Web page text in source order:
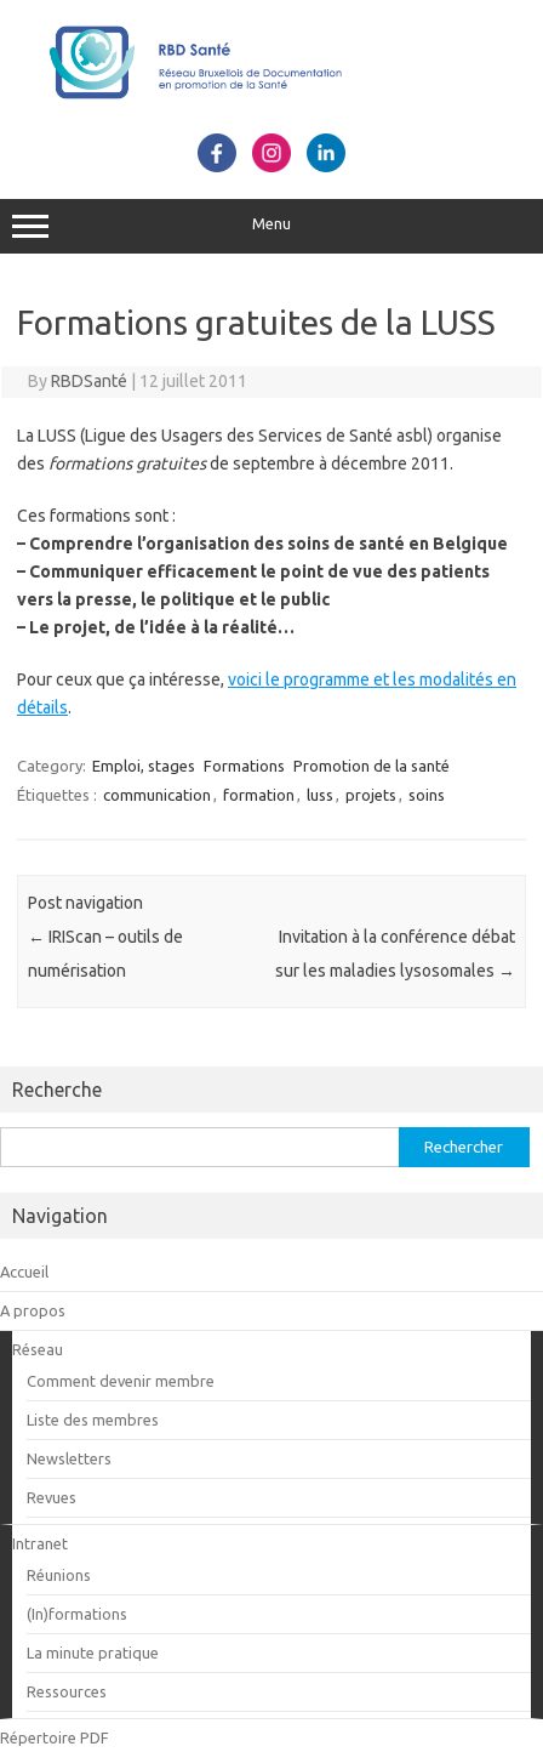
Menu
Formations gratuites de la LUSS
ByRBDSanté 12 juillet 2011
La LUSS (Ligue des Usagers des Services de Santé asbl) organise
des formations gratuitesde septembre à décembre 2011.
Ces formations sont :
– Comprendre l’organisation des soins de santé en Belgique
– Communiquer efficacement le point de vue des patients
vers la presse, le politique et le public
– Le projet, de l’idée à la réalité…
Pour ceux que ça intéresse, voici le programme et les modalités en
détails.
Category: Emploi, stages Formations Promotion de la santé
Étiquettes : communication , formation , luss , projets , soins
Post navigation
← IRIScan – outils de
numérisation
Invitation à la conférence débat
sur les maladies lysosomales →
Recherche
Navigation
Accueil
A propos
Réseau
Comment devenir membre
Liste des membres
Newsletters
Revues
Intranet
Réunions
(In)formations
La minute pratique
Ressources
Répertoire PDF